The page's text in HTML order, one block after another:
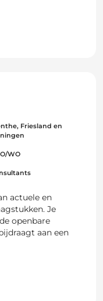
Friesland en
WO
actuele en
Je
openbare
aan een